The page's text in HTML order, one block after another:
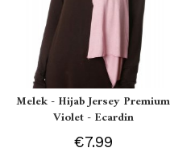
Melek - Hijab Jersey Premium
Violet - Ecardin
€7.99